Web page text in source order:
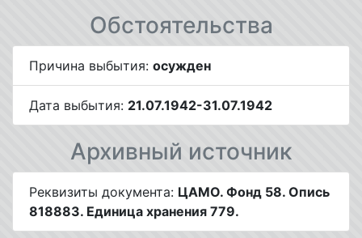
Обстоятельства
Причина выбытия: осужден
Дата выбытия: 21.07.1942-31.07.1942
Архивный источник
Реквизиты документа: ЦАМО. Фонд 58. Опись
818883. Единица хранения 779.